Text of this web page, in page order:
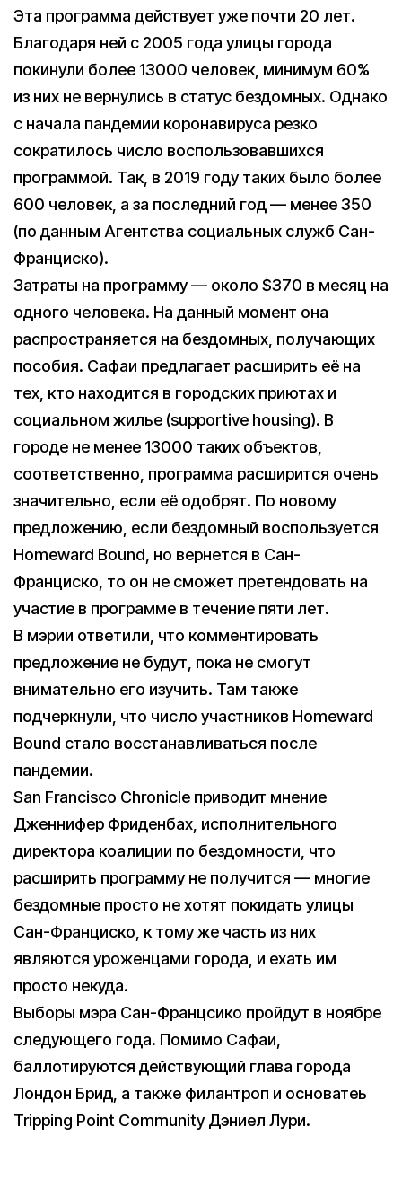
Эта программа действует уже почти 20 лет.
Благодаря ней с 2005 года улицы города
покинули более 13000 человек, минимум 60%
из них не вернулись в статус бездомных. Однако
с начала пандемии коронавируса резко
сократилось число воспользовавшихся
программой. Так, в 2019 году таких было более
600 человек, а за последний год — менее 350
(по данным Агентства социальных служб Сан-
Франциско).
Затраты на программу — около $370 в месяц на
одного человека. На данный момент она
распространяется на бездомных, получающих
пособия. Сафаи предлагает расширить её на
тех, кто находится в городских приютах и
социальном жилье (supportive housing). В
городе не менее 13000 таких объектов,
соответственно, программа расширится очень
значительно, если её одобрят. По новому
предложению, если бездомный воспользуется
Homeward Bound, но вернется в Сан-
Франциско, то он не сможет претендовать на
участие в программе в течение пяти лет.
В мэрии ответили, что комментировать
предложение не будут, пока не смогут
внимательно его изучить. Там также
подчеркнули, что число участников Homeward
Bound стало восстанавливаться после
пандемии.
San Francisco Chronicle приводит мнение
Дженнифер Фриденбах, исполнительного
директора коалиции по бездомности, что
расширить программу не получится — многие
бездомные просто не хотят покидать улицы
Сан-Франциско, к тому же часть из них
являются уроженцами города, и ехать им
просто некуда.
Выборы мэра Сан-Францсико пройдут в ноябре
следующего года. Помимо Сафаи,
баллотируются действующий глава города
Лондон Брид, а также филантроп и основатеь
Tripping Point Community Дэниел Лури.